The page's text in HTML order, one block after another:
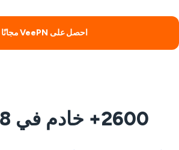
احصل على VeePN مجانًا
2600+ خادم في 148 دولة